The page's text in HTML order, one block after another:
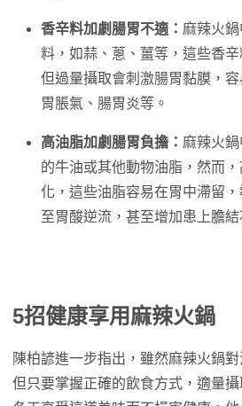
香辛料加劇腸胃不適： 麻辣火
料，如蒜、蔥、薑等，這些香辛
但過量攝取會刺激腸胃黏膜，
胃脹氣、腸胃炎等。
高油脂加劇腸胃負擔： 麻辣火
的牛油或其他動物油脂，然而
化，這些油脂容易在胃中滯留
至胃酸逆流，甚至增加患上膽
5招健康享用麻辣火鍋
陳柏諺進一步指出，雖然麻辣火鍋
但只要掌握正確的飲食方式，適量